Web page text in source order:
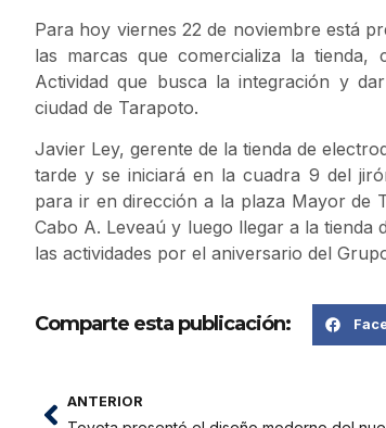
Para hoy viernes 22 de noviembre está
las marcas que comercializa la
Actividad que busca la integración y
ciudad de Tarapoto.
Javier Ley, gerente de la tienda de
tarde y se iniciará en la cuadra 9 del
para ir en dirección a la plaza Mayor de
Cabo A. Leveaú y luego llegar a la
las actividades por el aniversario del
Comparte esta publicación:
ANTERIOR